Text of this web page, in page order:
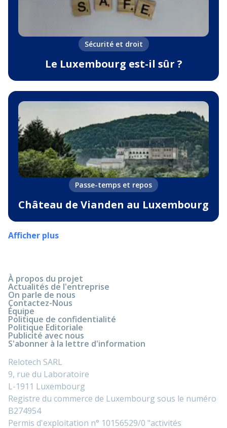
Sécurité et droit
Le Luxembourg est-il sûr ?
Passe-temps et repos
Château de Vianden au Luxembourg
Afficher plus
À propos du projet
Actualités de l'entreprise
On parle de nous
Contactez-Nous
Équipe
Politique de confidentialité
Politique Editoriale
Publicité avec nous
S'abonner à la lettre d'information
Relotech SARL
9, rue du Laboratoire
L-1911 Luxembourg
Registre du commerce de Luxembourg sous le numéro
B274954
Permis d'exploitation n° 10156529/0 "activités